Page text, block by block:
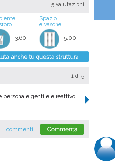
5 valutazioni
3.60
Spazio
e Vasche
5.00
1 di 5
personale gentile e reattivo.
i commenti